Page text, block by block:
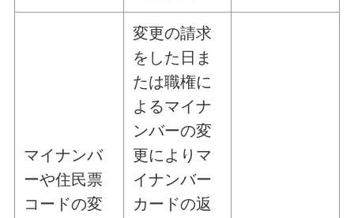
マイナンバ
ーや住民票
コードの変
変更の請求
をした日ま
たは職権に
よるマイナ
ンバーの変
更によりマ
イナンバー
カードの返